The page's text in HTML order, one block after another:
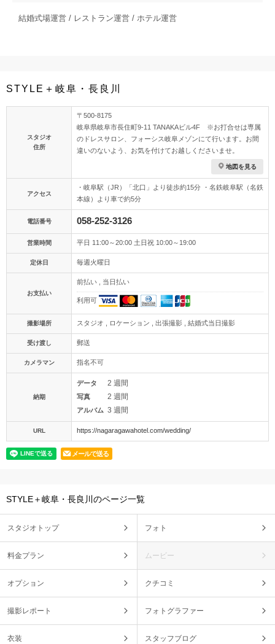
結婚式場運営 / レストラン運営 / ホテル運営
STYLE＋岐阜・長良川
スタジオ
住所
〒500-8175
岐阜県岐阜市長住町9-11 TANAKAビル4F ※お打合せは専属
のドレスサロン、フォーシス岐阜メゾンにて行います。お間
違いのないよう、お気を付けてお越しくださいませ。
地図を見る
アクセス
・岐阜駅（JR）「北口」より徒歩約15分 ・名鉄岐阜駅（名鉄
本線）より車で約5分
電話番号 058-252-3126
営業時間 平日 11:00～20:00 土日祝 10:00～19:00
定休日 毎週火曜日
お支払い
前払い , 当日払い
利用可
撮影場所 スタジオ , ロケーション , 出張撮影 , 結婚式当日撮影
受け渡し 郵送
カメラマン 指名不可
納期
データ 2 週間
写真 2 週間
アルバム 3 週間
URL https://nagaragawahotel.com/wedding/
メールで送る
STYLE＋岐阜・長良川のページ一覧
スタジオトップ フォト
料金プラン ムービー
オプション クチコミ
撮影レポート フォトグラファー
衣装 スタッフブログ